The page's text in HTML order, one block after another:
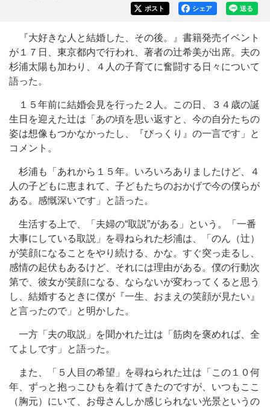
送る
シェア
ポスト
『大好きな人と結婚した、その後。』書籍発売イベント
が１７日、東京都内で行われ、著者の辻希美が出席。夫の
杉浦太陽も加わり、４人の子育てに奮闘する日々について
語った。
１５年前に結婚会見を行った２人。この日、３４歳の誕
生日を迎えた辻は「あの頃を思い返すと、今の自分たちの
姿は想像もつかなかったし、『びっくり』の一言です」と
コメント。
杉浦も「あれから１５年。いろいろありましたけど、４
人の子どもに恵まれて、子どもたちのおかげで今の僕らが
ある。感慨深いです」と語った。
生活する上で、「夫婦の“取説”がある」という。「一番
大事にしている取説」を尋ねられた杉浦は、「のん（辻）
が笑顔になることをやり続ける、かな。すぐ突っ走るし、
感情の起伏もあるけど、それには理由がある。僕の行動次
第で、彼女が笑顔になる、ならないが変わってくると思う
し、結婚するときに僕が『一生、おまえの笑顔が見たい』
と言ったので」と明かした。
一方「夫の取説」を聞かれた辻は「筋肉を褒めれば、全
てよしです」と語った。
また、「５人目の希望」を尋ねられた辻は「この１０何
年、ずっと抱っこひもを着けてきたのですが、いつもここ
（胸元）にいて、お母さんしか感じられない光景というの